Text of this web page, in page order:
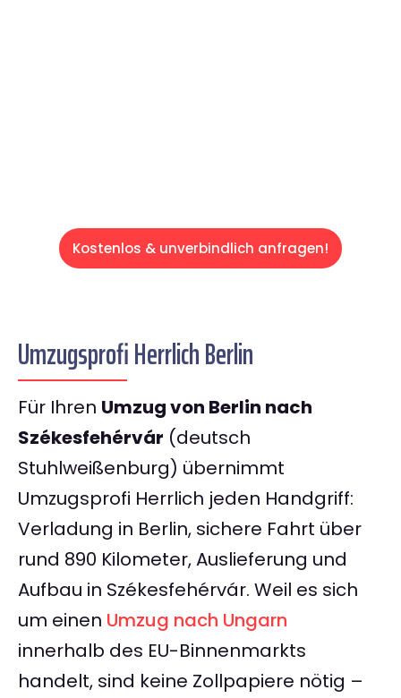
Kostenlos & unverbindlich anfragen!
Umzugsprofi Herrlich Berlin
Für Ihren Umzug von Berlin nach
Székesfehérvár (deutsch
Stuhlweißenburg) übernimmt
Umzugsprofi Herrlich jeden Handgriff:
Verladung in Berlin, sichere Fahrt über
rund 890 Kilometer, Auslieferung und
Aufbau in Székesfehérvár. Weil es sich
um einen Umzug nach Ungarn
innerhalb des EU-Binnenmarkts
handelt, sind keine Zollpapiere nötig –